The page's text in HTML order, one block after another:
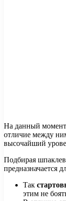
На данный момент
отличие между
высочайший
Подбирая
предназначается
Так
этим не